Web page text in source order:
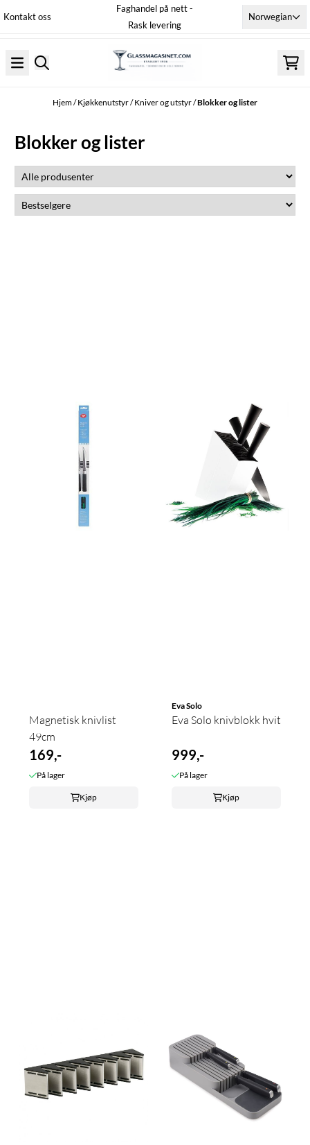
Hopp til innhold
Kontakt oss
Faghandel på nett -
Rask levering
Norwegian
Hjem/Kjøkkenutstyr/Kniver og utstyr/Blokker og lister
Blokker og lister
Magnetisk knivlist
49cm
169,-
På lager
Kjøp
Eva Solo
Eva Solo knivblokk hvit
999,-
På lager
Kjøp